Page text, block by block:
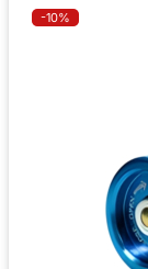
-10%